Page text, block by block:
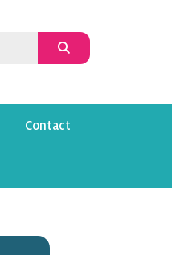
Contact